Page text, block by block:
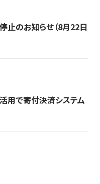
止のお知らせ（8月22日
用で寄付決済システム